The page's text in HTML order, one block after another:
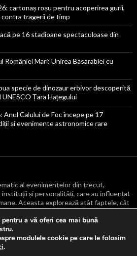
cartonaș roșu pentru acoperirea gurii,
tragerii de timp
pe 16 stadioane spectaculoase din
Mari: Unirea Basarabiei cu
specie de dinozaur erbivor descoperită
Țara Hațegului
Anul Calului de Foc începe pe 17
și evenimente astronomice rare
al evenimentelor din trecut,
instituții și personalități, care au influențat
Aceasta explorează atât faptele, cât
oferind o înțelegere mai profundă a
economice și sociale care au
a vă oferi cea mai bună
modulele cookie pe care le folosim
.